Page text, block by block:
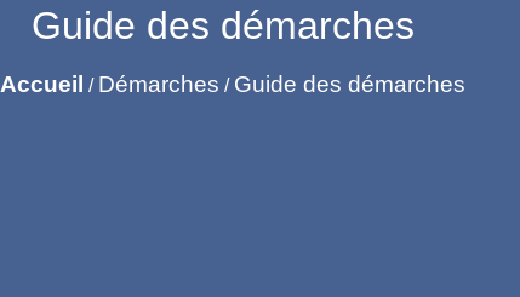
Guide des démarches
Accueil / Démarches / Guide des démarches